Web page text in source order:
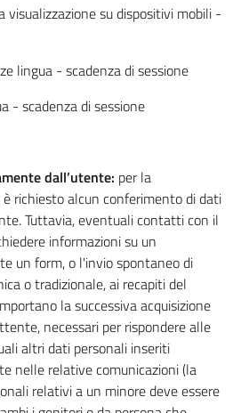
visualizzazione su dispositivi mobili -
lingua - scadenza di sessione
- scadenza di sessione
dall’utente: per la
richiesto alcun conferimento di dati
Tuttavia, eventuali contatti con il
informazioni su un
un form, o l'invio spontaneo di
o tradizionale, ai recapiti del
la successiva acquisizione
necessari per rispondere alle
altri dati personali inseriti
nelle relative comunicazioni (la
relativi a un minore deve essere